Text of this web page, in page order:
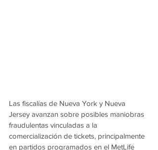
Las fiscalías de Nueva York y Nueva
Jersey avanzan sobre posibles maniobras
fraudulentas vinculadas a la
comercialización de tickets, principalmente
en partidos programados en el MetLife